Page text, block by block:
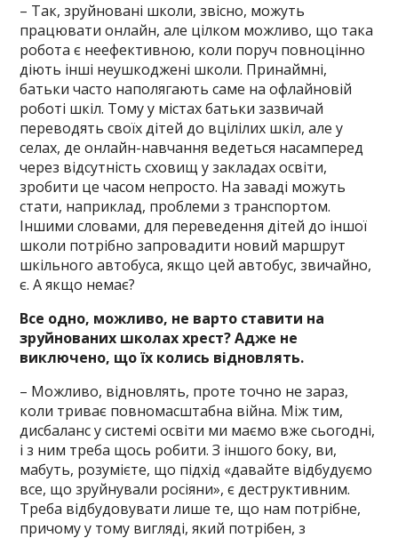
– Так, зруйновані школи, звісно, можуть
працювати онлайн, але цілком можливо, що така
робота є неефективною, коли поруч повноцінно
діють інші неушкоджені школи. Принаймні,
батьки часто наполягають саме на офлайновій
роботі шкіл. Тому у містах батьки зазвичай
переводять своїх дітей до вцілілих шкіл, але у
селах, де онлайн-навчання ведеться насамперед
через відсутність сховищ у закладах освіти,
зробити це часом непросто. На заваді можуть
стати, наприклад, проблеми з транспортом.
Іншими словами, для переведення дітей до іншої
школи потрібно запровадити новий маршрут
шкільного автобуса, якщо цей автобус, звичайно,
є. А якщо немає?
Все одно, можливо, не варто ставити на
зруйнованих школах хрест? Адже не
виключено, що їх колись відновлять.
– Можливо, відновлять, проте точно не зараз,
коли триває повномасштабна війна. Між тим,
дисбаланс у системі освіти ми маємо вже сьогодні,
і з ним треба щось робити. З іншого боку, ви,
мабуть, розумієте, що підхід «давайте відбудуємо
все, що зруйнували росіяни», є деструктивним.
Треба відбудовувати лише те, що нам потрібне,
причому у тому вигляді, який потрібен, з